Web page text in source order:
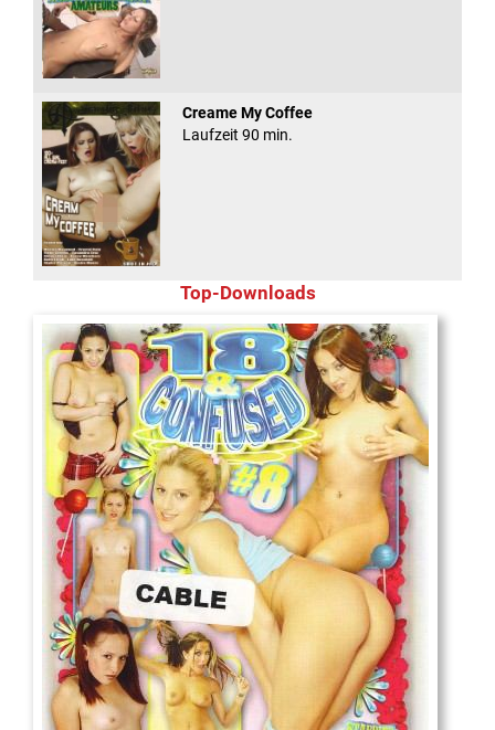
Creame My Coffee
Laufzeit 90 min.
Top-Downloads